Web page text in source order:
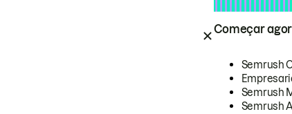
Começar
Semrush
Semrush
Semrush